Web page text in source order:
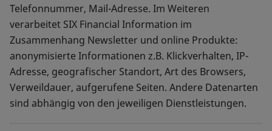
Telefonnummer, Mail-Adresse. Im Weiteren
verarbeitet SIX Financial Information im
Zusammenhang Newsletter und online Produkte:
anonymisierte Informationen z.B. Klickverhalten, IP-
Adresse, geografischer Standort, Art des Browsers,
Verweildauer, aufgerufene Seiten. Andere Datenarten
sind abhängig von den jeweiligen Dienstleistungen.